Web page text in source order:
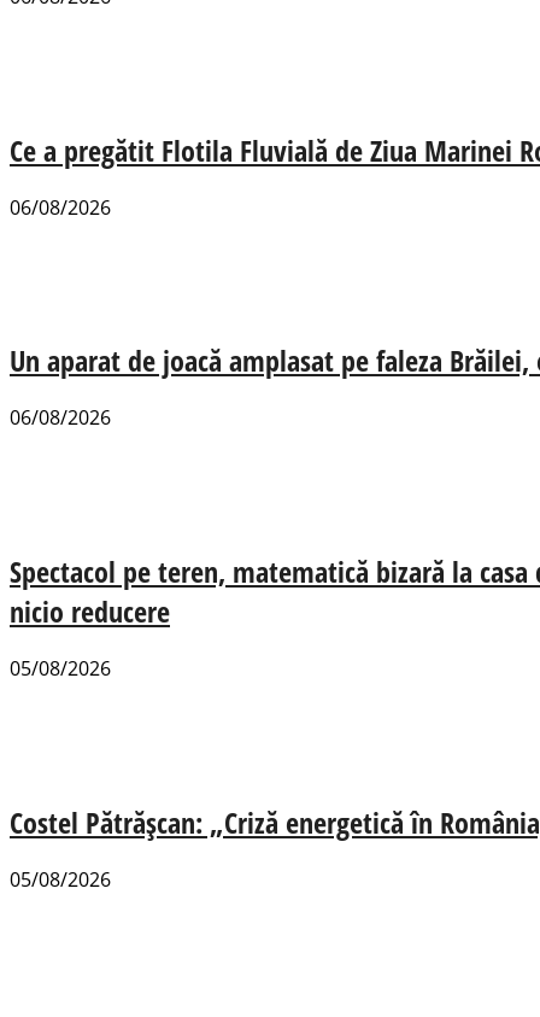
Ce a pregătit Flotila Fluvială de Ziua Marinei
06/08/2026
Un aparat de joacă amplasat pe faleza
06/08/2026
Spectacol pe teren, matematică bizară la
nicio reducere
05/08/2026
Costel Pătrășcan: „Criză energetică în
05/08/2026